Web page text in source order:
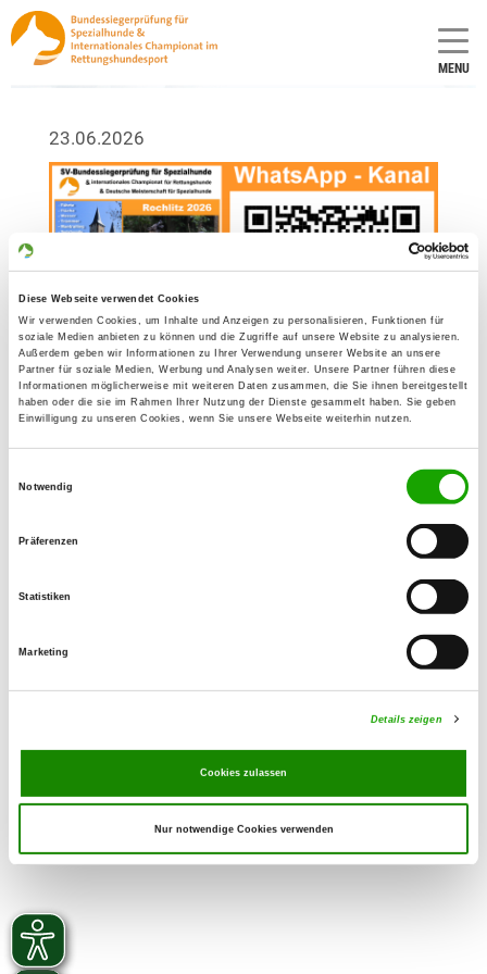
Diese Webseite verwendet Cookies
Wir verwenden Cookies, um Inhalte und Anzeigen zu personalisieren, Funktionen für
soziale Medien anbieten zu können und die Zugriffe auf unsere Website zu analysieren.
Außerdem geben wir Informationen zu Ihrer Verwendung unserer Website an unsere
Partner für soziale Medien, Werbung und Analysen weiter. Unsere Partner führen diese
Informationen möglicherweise mit weiteren Daten zusammen, die Sie ihnen bereitgestellt
haben oder die sie im Rahmen Ihrer Nutzung der Dienste gesammelt haben. Sie geben
Einwilligung zu unseren Cookies, wenn Sie unsere Webseite weiterhin nutzen.
Notwendig
Präferenzen
Statistiken
Marketing
Details zeigen
Cookies zulassen
Nur notwendige Cookies verwenden
MENU
23.06.2026
Über den QR-Code geht
es zum WhatsApp Kanal